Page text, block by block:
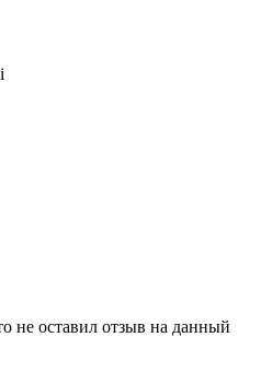
не оставил отзыв на данный